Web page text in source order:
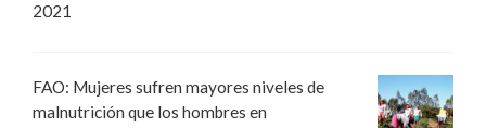
2021
FAO: Mujeres sufren mayores niveles de
malnutrición que los hombres en